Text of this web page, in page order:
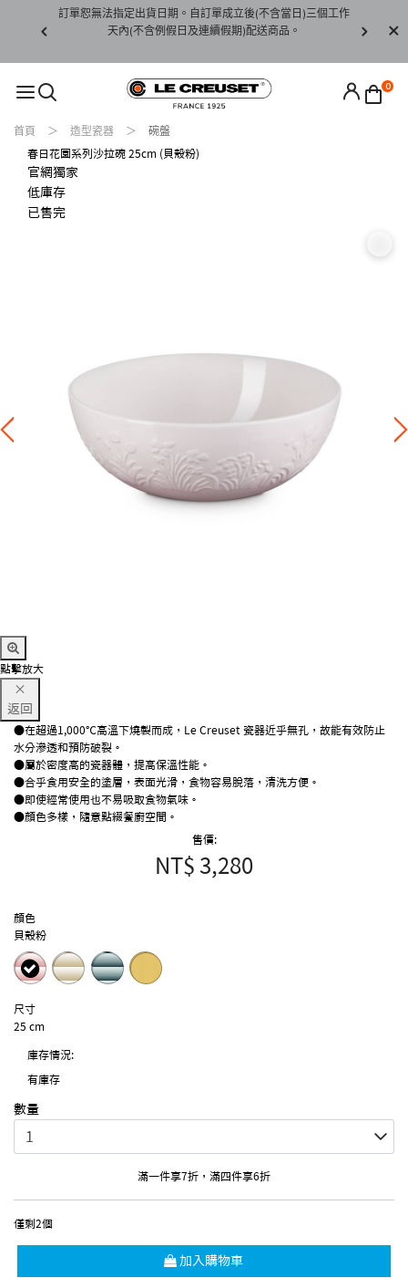
下水)，若
訂單恕無法指定出貨日期。自訂單成立後(不含當日)三個工作
天內(不含例假日及連續假期)配送商品。
請至
0
首頁 造型瓷器 碗盤
春日花園系列沙拉碗 25cm (貝殼粉)
官網獨家
低庫存
已售完
點擊放大
×
返回
●在超過1,000℃高溫下燒製而成，Le Creuset 瓷器近乎無孔，故能有效防止
水分滲透和預防破裂。
●屬於密度高的瓷器體，提高保溫性能。
●合乎食用安全的塗層，表面光滑，食物容易脫落，清洗方便。
●即使經常使用也不易吸取食物氣味。
●顏色多樣，隨意點綴餐廚空間。
售價:
NT$ 3,280
顏色
貝殼粉
尺寸
25 cm
庫存情況:
有庫存
數量
滿一件享7折，滿四件享6折
僅剩2個
加入購物車